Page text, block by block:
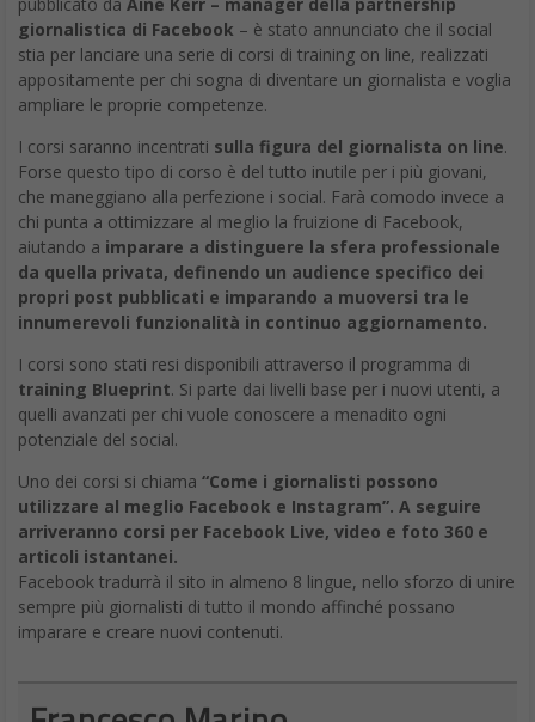
I corsi saranno incentratisulla figura del giornalista on line
Forse questo tipo di corso è del tutto inutile per i più giovani,
che maneggiano alla perfezione i social. Farà comodo invece a
chi punta a ottimizzare al meglio la fruizione di Facebook,
da quella privata, definendo un audience specifico dei
propri post pubblicati e imparando a muoversi tra le
innumerevoli funzionalità in continuo aggiornamento.
I corsi sono stati resi disponibili attraverso il programma di
training Blueprint . Si parte dai livelli base per i nuovi utenti, a
quelli avanzati per chi vuole conoscere a menadito ogni
potenziale del social.
Uno dei corsi si chiama“Come i giornalisti possono
utilizzare al meglio Facebook e Instagram”. A seguire
arriveranno corsi per Facebook Live, video e foto 360 e
articoli istantanei.
sempre più giornalisti di tutto il mondo affinché possano
imparare e creare nuovi contenuti.
Francesco Marino